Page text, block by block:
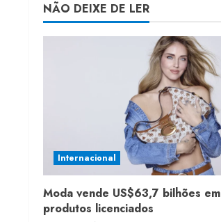
NÃO DEIXE DE LER
Internacional
Moda vende US$63,7 bilhões em
produtos licenciados